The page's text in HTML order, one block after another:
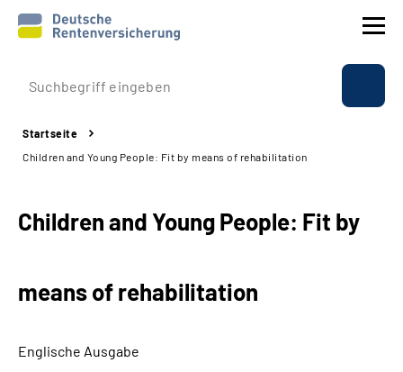
Prävention
Reha
Experten
Über uns & Presse
Startseite
Children and Young People: Fit by means of rehabilitation
Children and Young People: Fit by
means of rehabilitation
Englische Ausgabe